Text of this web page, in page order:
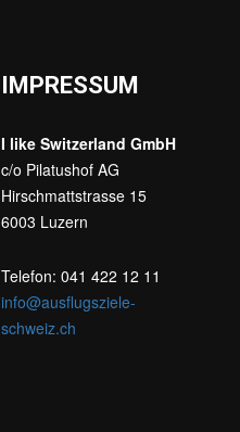
IMPRESSUM
I like Switzerland GmbH
c/o Pilatushof AG
Hirschmattstrasse 15
6003 Luzern
Telefon: 041 422 12 11
info@ausflugsziele-
schweiz.ch